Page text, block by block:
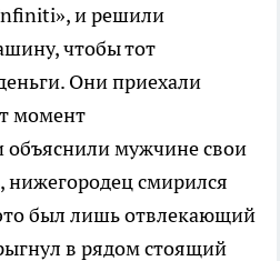
и решили
чтобы тот
Они приехали
момент
объяснили мужчине свои
нижегородец смирился
был лишь отвлекающий
в рядом стоящий